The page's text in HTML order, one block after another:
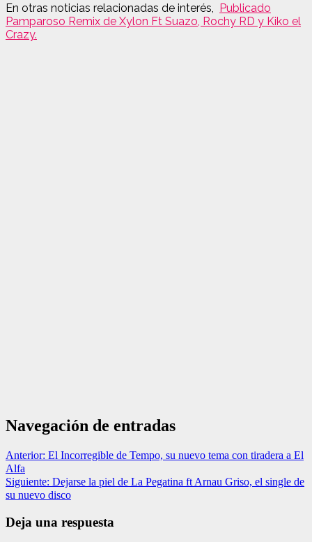
En otras noticias relacionadas de interés,
Publicado
Pamparoso Remix de Xylon Ft Suazo, Rochy RD y Kiko el
Crazy.
Navegación de entradas
Anterior: El Incorregible de Tempo, su nuevo tema con tiradera a El
Alfa
Siguiente: Dejarse la piel de La Pegatina ft Arnau Griso, el single de
su nuevo disco
Deja una respuesta